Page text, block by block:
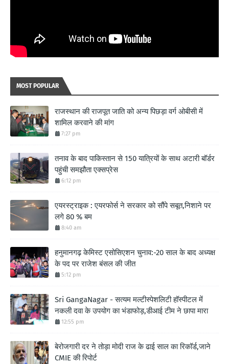
MOST POPULAR
राजस्थान की राजपूत जाति को अन्य पिछड़ा वर्ग ओबीसी में
शामिल करवाने की मांग
7:27 pm
तनाव के बाद पाकिस्तान से 150 यात्रियों के साथ अटारी बॉर्डर
पहुंची समझौता एक्सप्रेस
6:12 pm
एयरस्ट्राइक : एयरफोर्स ने सरकार को सौंपे सबूत,निशाने पर
लगे 80 % बम
8:40 am
हनुमानगढ़ केमिस्ट एसोसिएशन चुनाव:-20 साल के बाद अध्यक्ष
के पद पर राजेश बंसल की जीत
5:12 pm
Sri GangaNagar - सत्यम मल्टीस्पेशलिटी हॉस्पीटल में
नकली दवा के उपयोग का भंडाफोड़,डीआई टीम ने छापा मारा
12:55 pm
बेरोजगारी दर ने तोड़ा मोदी राज के ढाई साल का रिकॉर्ड,जाने
CMIE की रिपोर्ट